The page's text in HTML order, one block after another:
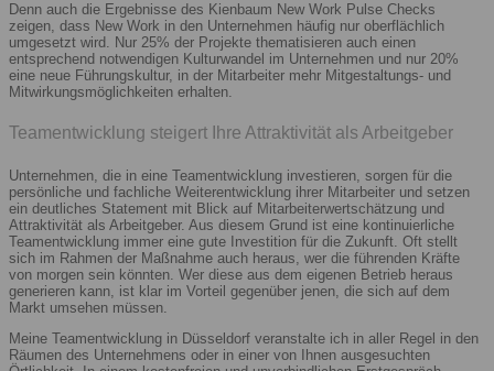
Denn auch die Ergebnisse des Kienbaum New Work Pulse Checks
zeigen, dass New Work in den Unternehmen häufig nur oberflächlich
umgesetzt wird. Nur 25% der Projekte thematisieren auch einen
entsprechend notwendigen Kulturwandel im Unternehmen und nur 20%
eine neue Führungskultur, in der Mitarbeiter mehr Mitgestaltungs- und
Mitwirkungsmöglichkeiten erhalten.
Teamentwicklung steigert Ihre Attraktivität als Arbeitgeber
Unternehmen, die in eine Teamentwicklung investieren, sorgen für die
persönliche und fachliche Weiterentwicklung ihrer Mitarbeiter und setzen
ein deutliches Statement mit Blick auf Mitarbeiterwertschätzung und
Attraktivität als Arbeitgeber. Aus diesem Grund ist eine kontinuierliche
Teamentwicklung immer eine gute Investition für die Zukunft. Oft stellt
sich im Rahmen der Maßnahme auch heraus, wer die führenden Kräfte
von morgen sein könnten. Wer diese aus dem eigenen Betrieb heraus
generieren kann, ist klar im Vorteil gegenüber jenen, die sich auf dem
Markt umsehen müssen.
Meine Teamentwicklung in Düsseldorf veranstalte ich in aller Regel in den
Räumen des Unternehmens oder in einer von Ihnen ausgesuchten